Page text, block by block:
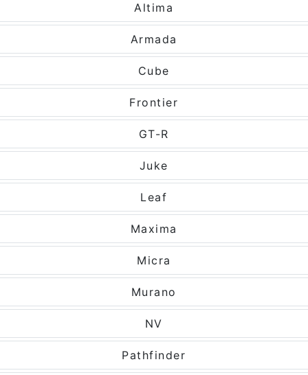
Altima
Armada
Cube
Frontier
GT-R
Juke
Leaf
Maxima
Micra
Murano
NV
Pathfinder